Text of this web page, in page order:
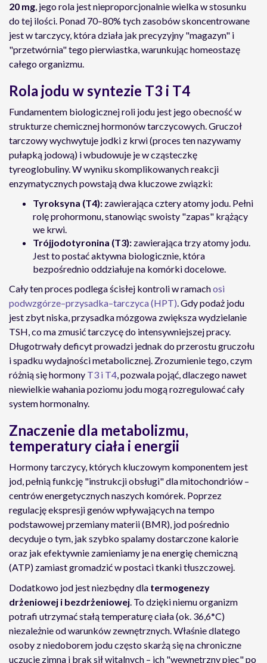
20 mg, jego rola jest nieproporcjonalnie wielka w stosunku
do tej ilości. Ponad 70–80% tych zasobów skoncentrowane
jest w tarczycy, która działa jak precyzyjny "magazyn" i
"przetwórnia" tego pierwiastka, warunkując homeostazę
całego organizmu.
Rola jodu w syntezie T3 i T4
Fundamentem biologicznej roli jodu jest jego obecność w
strukturze chemicznej hormonów tarczycowych. Gruczoł
tarczowy wychwytuje jodki z krwi (proces ten nazywamy
pułapką jodową) i wbudowuje je w cząsteczkę
tyreoglobuliny. W wyniku skomplikowanych reakcji
enzymatycznych powstają dwa kluczowe związki:
Tyroksyna (T4): zawierająca cztery atomy jodu. Pełni
rolę prohormonu, stanowiąc swoisty "zapas" krążący
we krwi.
Trójjodotyronina (T3): zawierająca trzy atomy jodu.
Jest to postać aktywna biologicznie, która
bezpośrednio oddziałuje na komórki docelowe.
Cały ten proces podlega ścisłej kontroli w ramachosi
podwzgórze–przysadka–tarczyca (HPT). Gdy podaż jodu
jest zbyt niska, przysadka mózgowa zwiększa wydzielanie
TSH, co ma zmusić tarczycę do intensywniejszej pracy.
Długotrwały deficyt prowadzi jednak do przerostu gruczołu
i spadku wydajności metabolicznej. Zrozumienie tego, czym
różnią się hormony T3 i T4, pozwala pojąć, dlaczego nawet
niewielkie wahania poziomu jodu mogą rozregulować cały
system hormonalny.
Znaczenie dla metabolizmu,
temperatury ciała i energii
Hormony tarczycy, których kluczowym komponentem jest
jod, pełnią funkcję "instrukcji obsługi" dla mitochondriów –
centrów energetycznych naszych komórek. Poprzez
regulację ekspresji genów wpływających na tempo
podstawowej przemiany materii (BMR), jod pośrednio
decyduje o tym, jak szybko spalamy dostarczone kalorie
oraz jak efektywnie zamieniamy je na energię chemiczną
(ATP) zamiast gromadzić w postaci tkanki tłuszczowej.
Dodatkowo jod jest niezbędny dla termogenezy
drżeniowej i bezdrżeniowej. To dzięki niemu organizm
potrafi utrzymać stałą temperaturę ciała (ok. 36,6*C)
niezależnie od warunków zewnętrznych. Właśnie dlatego
osoby z niedoborem jodu często skarżą się na chroniczne
uczucie zimna i brak sił witalnych – ich "wewnętrzny piec" po